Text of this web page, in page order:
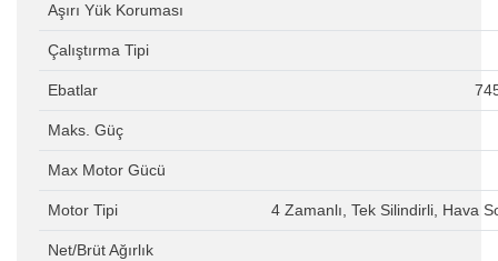
Aşırı Yük Koruması
Çalıştırma Tipi
Ebatlar
Maks. Güç
Max Motor Gücü
Motor Tipi 4 Zamanlı, Tek Silindirli, Hava
Net/Brüt Ağırlık